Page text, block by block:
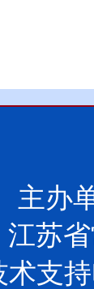
主办
江苏
术支